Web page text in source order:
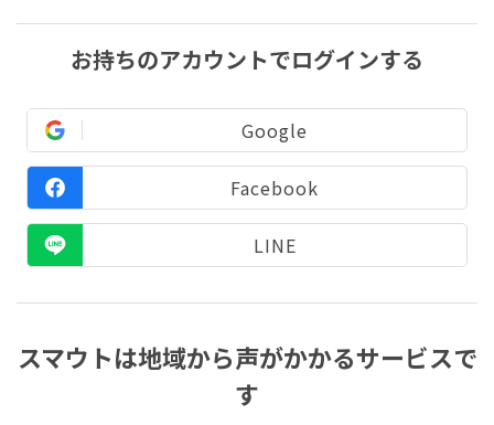
お持ちのアカウントでログインする
Google
Facebook
LINE
スマウトは地域から声がかかるサービスで
す